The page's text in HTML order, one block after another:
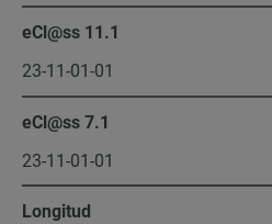
eCl@ss 11.1
23-11-01-01
eCl@ss 7.1
23-11-01-01
Longitud